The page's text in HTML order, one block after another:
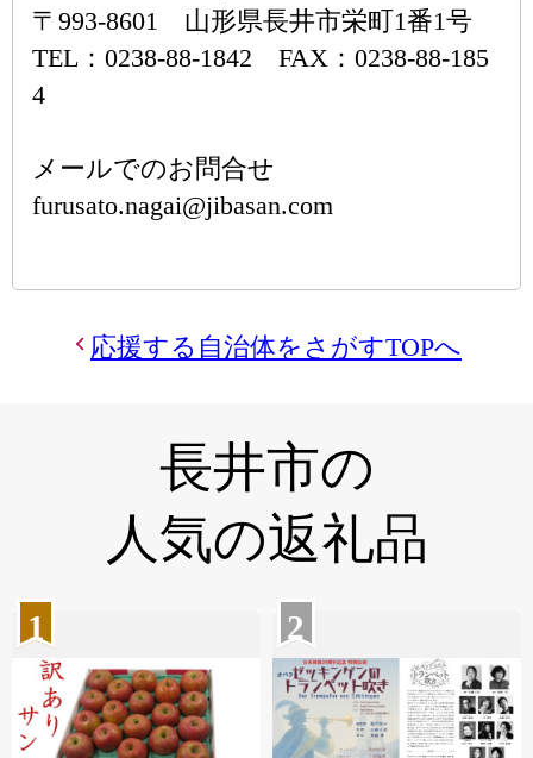
〒993-8601 山形県長井市栄町1番1号
TEL：0238-88-1842 FAX：0238-88-185
4
メールでのお問合せ
furusato.nagai@jibasan.com
応援する自治体をさがすTOPへ
長井市の
人気の返礼品
1 2